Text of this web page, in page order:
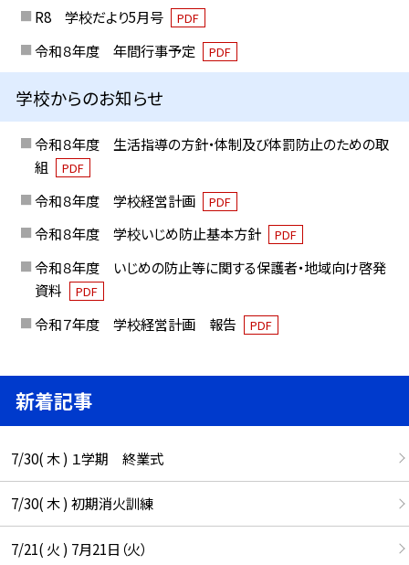
R8 学校だより5月号
PDF
令和８年度 年間行事予定 PDF
学校からのお知らせ
令和８年度 生活指導の方針・体制及び体罰防止のための取
組
PDF
令和８年度 学校経営計画 PDF
令和８年度 学校いじめ防止基本方針 PDF
令和８年度 いじめの防止等に関する保護者・地域向け啓発
資料
PDF
令和７年度 学校経営計画 報告 PDF
新着記事
7/30( 木 ) １学期 終業式
7/30( 木 ) 初期消火訓練
7/21( 火 ) 7月21日（火）